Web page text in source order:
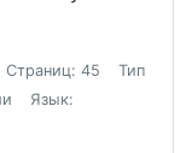
Страниц: 45
Тип
Язык: